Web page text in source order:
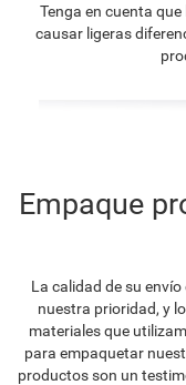
Tenga en cuenta
causar ligeras
Empaque
La calidad de su envío
nuestra prioridad, y
materiales que
para empaquetar
productos son un